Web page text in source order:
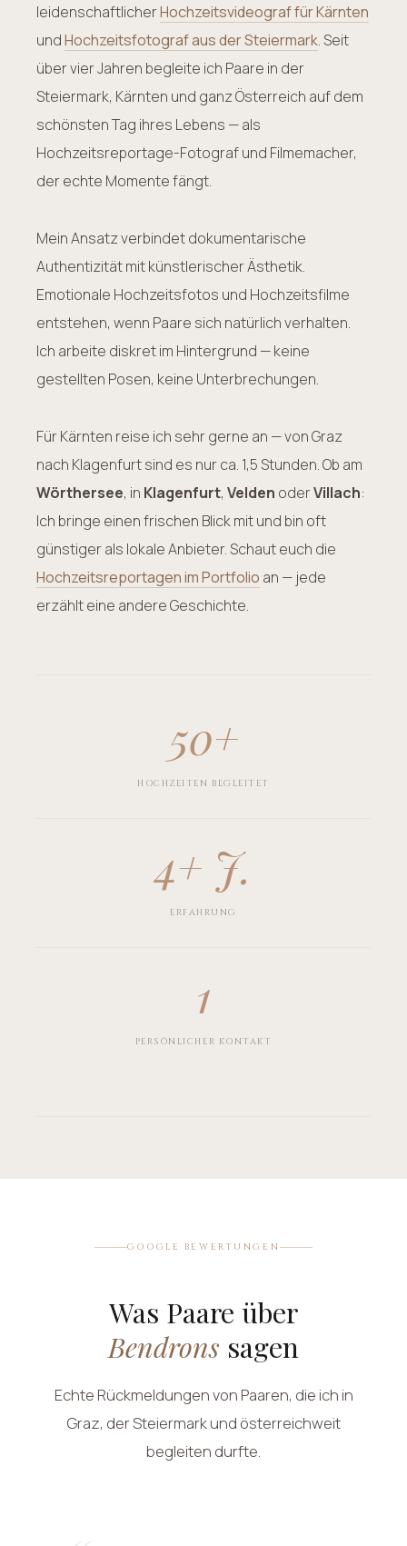
leidenschaftlicherHochzeitsvideograf für Kärnten
undHochzeitsfotograf aus der Steiermark. Seit
über vier Jahren begleite ich Paare in der
Steiermark, Kärnten und ganz Österreich auf dem
schönsten Tag ihres Lebens — als
Hochzeitsreportage-Fotograf und Filmemacher,
der echte Momente fängt.
Mein Ansatz verbindet dokumentarische
Authentizität mit künstlerischer Ästhetik.
Emotionale Hochzeitsfotos und Hochzeitsfilme
entstehen, wenn Paare sich natürlich verhalten.
Ich arbeite diskret im Hintergrund — keine
gestellten Posen, keine Unterbrechungen.
Für Kärnten reise ich sehr gerne an — von Graz
nach Klagenfurt sind es nur ca. 1,5 Stunden. Ob am
Wörthersee, in Klagenfurt, Velden oderVillach:
Ich bringe einen frischen Blick mit und bin oft
günstiger als lokale Anbieter. Schaut euch die
Hochzeitsreportagen im Portfolio an — jede
erzählt eine andere Geschichte.
50+
HOCHZEITEN BEGLEITET
4+ J.
ERFAHRUNG
1
PERSÖNLICHER KONTAKT
GOOGLE BEWERTUNGEN
Was Paare über
Bendrons sagen
Echte Rückmeldungen von Paaren, die ich in
Graz, der Steiermark und österreichweit
begleiten durfte.